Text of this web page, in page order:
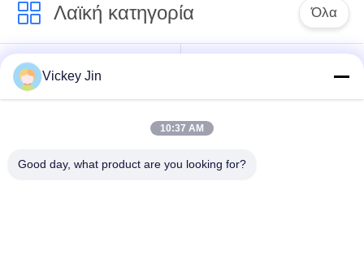
Λαϊκή κατηγορία Όλα
Αίθουσα δοκιμής
κλίματος
ηλεκτρικός
Vickey Jin
10:37 AM
Good day, what product are you looking for?